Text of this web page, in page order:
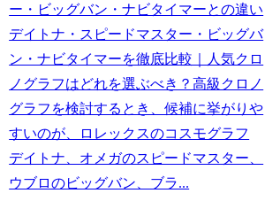
ー・ビッグバン・ナビタイマーとの違い
デイトナ・スピードマスター・ビッグバ
ン・ナビタイマーを徹底比較｜人気クロ
ノグラフはどれを選ぶべき？高級クロノ
グラフを検討するとき、候補に挙がりや
すいのが、ロレックスのコスモグラフ
デイトナ、オメガのスピードマスター、
ウブロのビッグバン、ブラ...